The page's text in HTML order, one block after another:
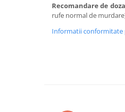
Recomandare de
rufe normal de
Informatii conformitate